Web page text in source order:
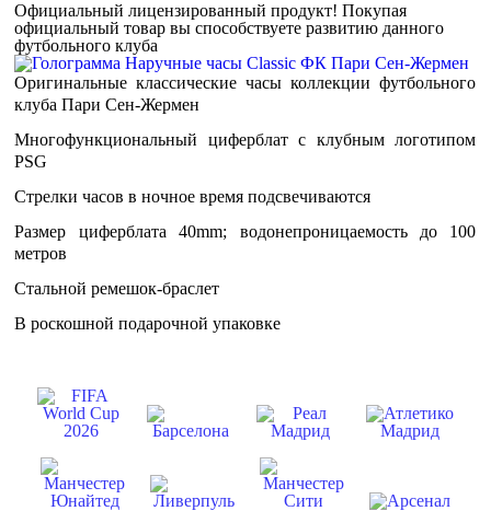
Официальный лицензированный продукт!Покупая
официальный товар вы способствуете развитию данного
футбольного клуба
Оригинальные классические часы коллекции футбольного
клуба Пари Сен-Жермен
Многофункциональный циферблат c клубным логотипом
PSG
Стрелки часов в ночное время подсвечиваются
Размер циферблата 40mm; водонепроницаемость до 100
метров
Стальной ремешок-браслет
В роскошной подарочной упаковке